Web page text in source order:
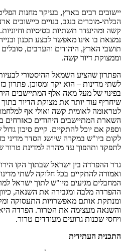
יישובים רבים בארץ, בעיקר מחנות
הבלתי-מוכרים בנגב, בנויים כיישובים
קשה ומהיעדר תשתיות בסיסיות
נמצאת בו אינו מאפשר לבצע תכנון
תושבי הארץ, היהודים והערבים,
וממצוקת דיור קשה.
הפתרון שהציע השמאל ההיסטורי
לשתי מדינות – הוא יקר ומסוכן. פתרון
בפינוי של מעל מאה אלף המתיישבים
שיחריף עוד יותר את מצוקת הדיור בתוך
לטראומה לאומית קשה ואולי אף
השארת המתיישבים היהודים כאזרחים
וספק אם יוכל להתקיים. קיים סיכון
לקום ביו"ש במקרה שיושג הסדר מדיני
לתפקד ותהפוך עד מהרה למדינת טרור
גדר ההפרדה בין ישראל שבתוך הקו
ואמורה להתקיים בכל חלוקה לשתי
המחבלים מגיעים מיו"ש לתוך ישראל
ההפרדה מלבה ומגבירה את השנאה,
ומנתקת אותם מאפשרויות התעסוקה
והשנאה מעצימה את הטרור. הפרדה
ויחסי שכנות גרועים מעודדים טרור.
התכנית העתידית